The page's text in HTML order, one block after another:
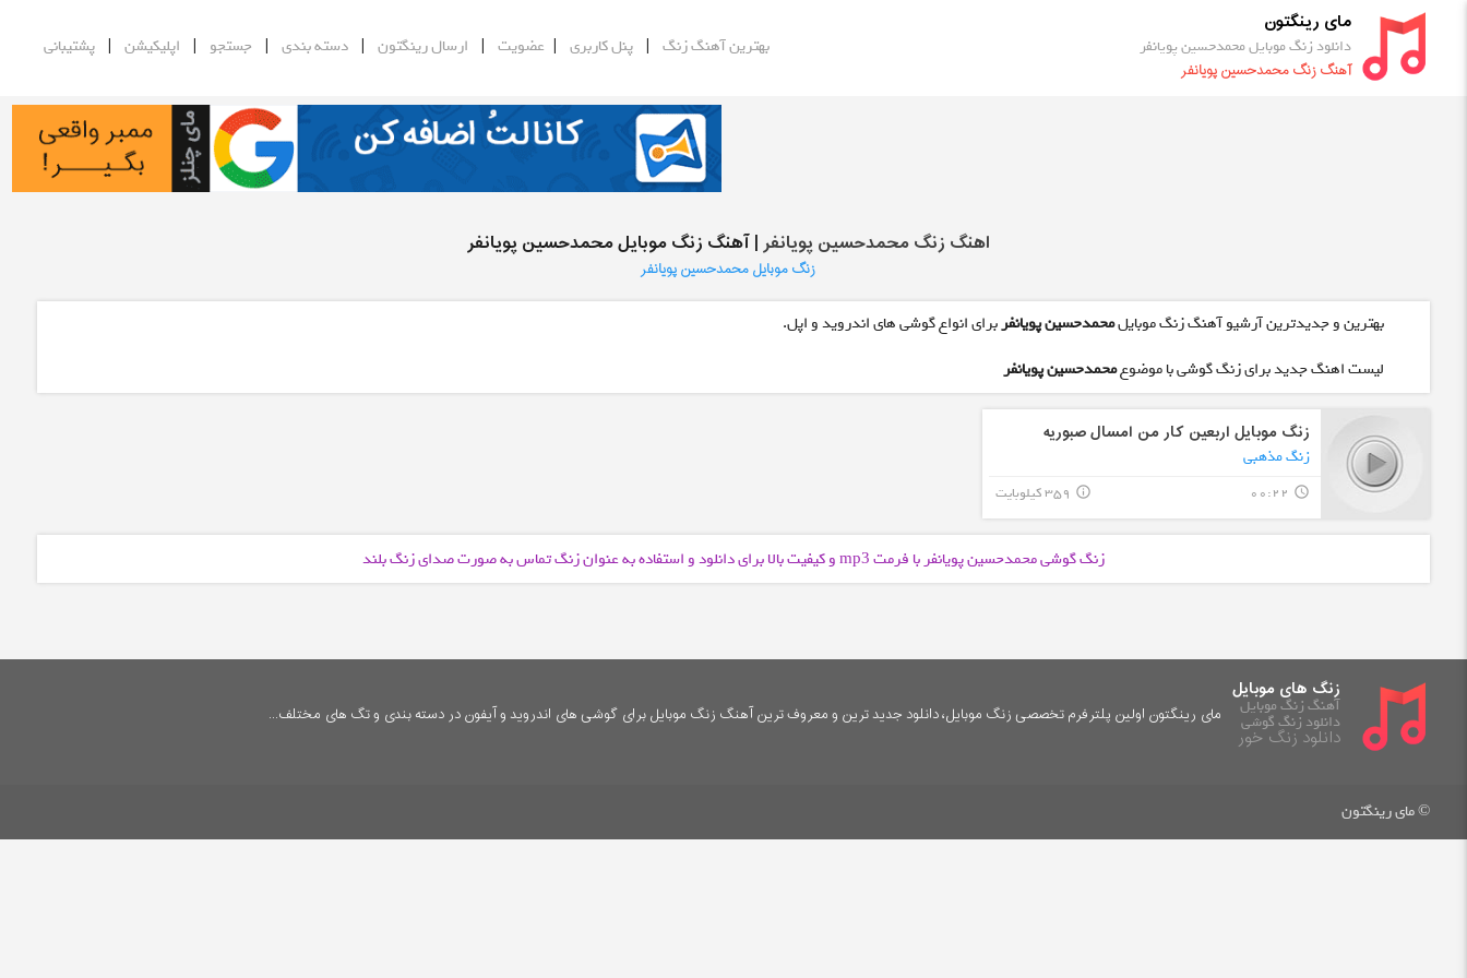
مای رینگتون
دانلود زنگ موبایل محمدحسین پویانفر
آهنگ زنگ محمدحسین پویانفر
بهترین آهنگ زنگ |پنل کاربری | عضویت | ارسال رینگتون |دسته بندی | جستجو | اپلیکیشن |پشتیبانی
اهنگ زنگ محمدحسین پویانفر| آهنگ زنگ موبایل محمدحسین پویانفر
زنگ موبایل محمدحسین پویانفر
بهترین و جدیدترین آرشیو آهنگ زنگ موبایلمحمدحسین پویانفربرای انواع گوشی های اندروید و اپل.
لیست اهنگ جدید برای زنگ گوشی با موضوعمحمدحسین پویانفر
زنگ موبایل اربعین کار من امسال صبوریه
زنگ مذهبی
query_builder
00:22 359 کیلوبایت info_outline
زنگ گوشی محمدحسین پویانفر با فرمت mp3 و کیفیت بالا برای دانلود و استفاده به عنوان زنگ تماس به صورت صدای زنگ بلند
زنگ های موبایل
آهنگ زنگ موبایل
دانلود زنگ گوشی
دانلود زنگ خور
مای رینگتون اولین پلترفرم تخصصی زنگ موبایل، دانلود جدید ترین و معروف ترین آهنگ زنگ موبایل برای گوشی های اندروید و آیفون در دسته بندی و تگ های مختلف...
© مای رینگتون